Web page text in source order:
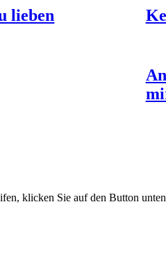
lieben
klicken Sie auf den Button